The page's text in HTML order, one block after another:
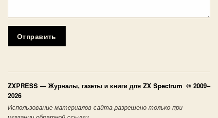
Отправить
ZXPRESS — Журналы, газеты и книги для ZX Spectrum © 2009–
2026
Использование материалов сайта разрешено только при